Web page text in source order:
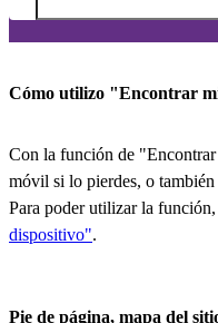
Cómo utilizo "Encontrar
Con la función de
móvil si lo pierdes, o
Para poder utilizar la función,
dispositivo".
Pie de página, mapa del